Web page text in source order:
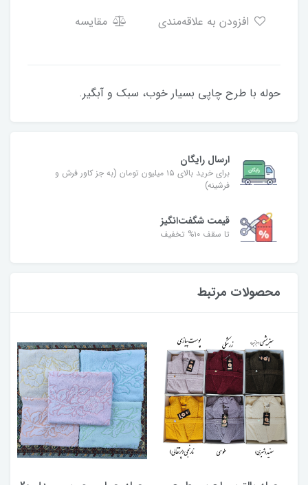
مقایسه
حوله با طرح چاپی بسیار خوب، سبک و آبگیر.
ارسال رایگان
برای خرید بالای ۱۵ میلیون تومان (به جز کاور فرش و
فرشینه)
قیمت شگفت‌انگیز
تا سقف ۱۰% تخفیف
محصولات مرتبط